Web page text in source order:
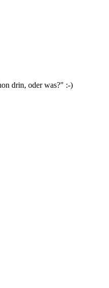
drin, oder was?" :-)